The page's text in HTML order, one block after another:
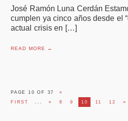
José Ramón Luna Cerdán
cumplen ya cinco años desde el
actual crisis en […]
READ MORE →
PAGE 10 OF 37
«
FIRST
« 8 9 10 11 12 »